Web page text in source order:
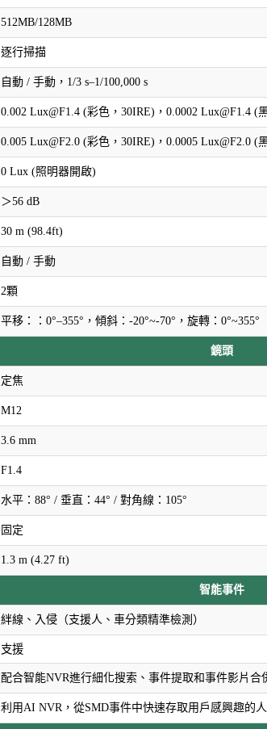
512MB/128MB
逐行掃描
自動 / 手動，1/3 s–1/100,000 s
0.002 Lux@F1.4 (彩色，30IRE)，0.0002 Lux@F1.4 (
0.005 Lux@F2.0 (彩色，30IRE)，0.0005 Lux@F2.0 (
0 Lux (照明器開啟)
＞56 dB
30 m (98.4ft)
自動 / 手動
2顆
平移：：0°–355°，傾斜：-20°~-70°，旋轉：0°~355°
鏡頭
定焦
M12
3.6 mm
F1.4
水平：88° / 垂直：44° / 對角線：105°
固定
1.3 m (4.27 ft)
智能事件
絆線、入侵（支援人、車分類精準檢測）
支援
配合智能NVR進行細化搜索、事件提取和事件影片合
利用AI NVR，從SMD事件中快速存取用戶感興趣的